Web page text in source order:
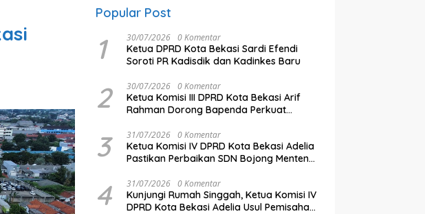
Popular Post
1 30/07/2026 0 Komentar
Ketua DPRD Kota Bekasi Sardi Efendi
Soroti PR Kadisdik dan Kadinkes Baru
2 30/07/2026 0 Komentar
Ketua Komisi III DPRD Kota Bekasi Arif
Rahman Dorong Bapenda Perkuat
3 31/07/2026 0 Komentar
Ketua Komisi IV DPRD Kota Bekasi Adelia
Pastikan Perbaikan SDN Bojong Menteng
4 31/07/2026 0 Komentar
Kunjungi Rumah Singgah, Ketua Komisi IV
DPRD Kota Bekasi Adelia Usul Pemisahan